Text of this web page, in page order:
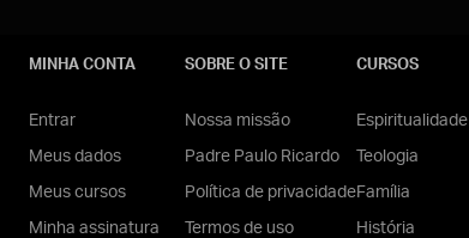
MINHA CONTA
Entrar
Meus dados
Meus cursos
Minha assinatura
SOBRE O SITE
Nossa missão
Padre Paulo Ricardo
Política de privacidade
Termos de uso
CURSOS
Espiritualidade
Teologia
Família
História